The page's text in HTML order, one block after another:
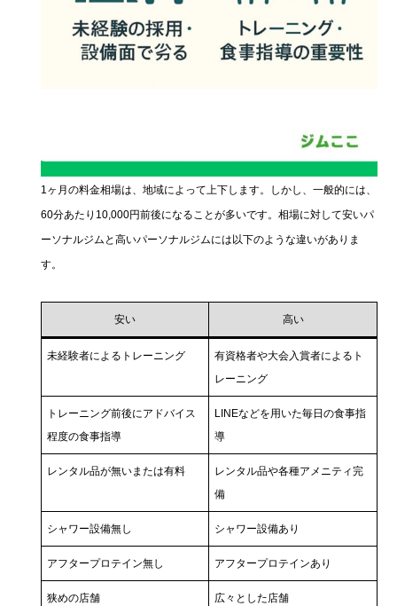
1ヶ月の料金相場は、地域によって上下します。しかし、一般的には、
60分あたり10,000円前後になることが多いです。相場に対して安いパ
ーソナルジムと高いパーソナルジムには以下のような違いがありま
す。
安い 高い
未経験者によるトレーニング
有資格者や大会入賞者によるト
レーニング
トレーニング前後にアドバイス
程度の食事指導
LINEなどを用いた毎日の食事指
導
レンタル品が無いまたは有料
レンタル品や各種アメニティ完
備
シャワー設備無し シャワー設備あり
アフタープロテイン無し アフタープロテインあり
狭めの店舗 広々とした店舗